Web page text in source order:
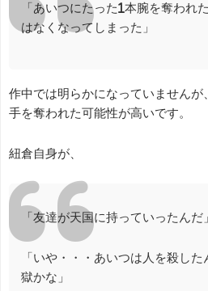
「あいつにたった1本腕を奪われ
はなくなってしまった」
作中では明らかになっていません
手を奪われた可能性が高いです。
紐倉自身が、
「友達が天国に持っていったんだ
「いや・・・あいつは人を殺し
獄かな」